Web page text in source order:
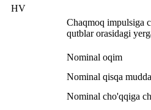
HV
Chaqmoq impulsiga
qutblar orasidagi
Nominal oqim
Nominal qisqa
Nominal cho'qqiga